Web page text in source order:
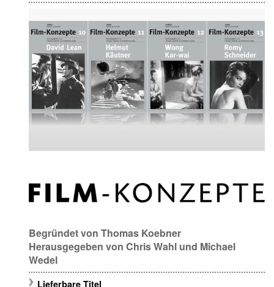
Begründet von Thomas Koebner
Herausgegeben von Chris Wahl und Michael
Wedel
Lieferbare Titel